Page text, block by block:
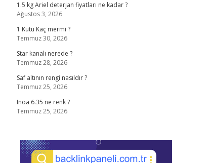
1.5 kg Ariel deterjan fiyatları ne kadar ?
Ağustos 3, 2026
1 Kutu Kaç mermi ?
Temmuz 30, 2026
Star kanalı nerede ?
Temmuz 28, 2026
Saf altının rengi nasıldır ?
Temmuz 25, 2026
Inoa 6.35 ne renk ?
Temmuz 25, 2026